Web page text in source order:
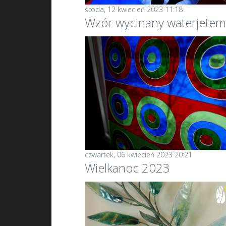
środa, 12 kwiecień 2023 11:18
Wzór wycinany waterjetem
czwartek, 06 kwiecień 2023 20:21
Wielkanoc 2023